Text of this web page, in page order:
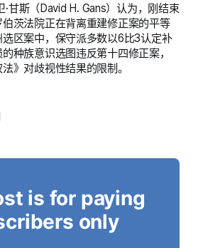
甘斯（David H. Gans）认为，刚结束
茨法院正在背离重建修正案的平等
区案中，保守派多数以6比3认定补
种族意识选图违反第十四修正案，
》对歧视性结果的限制。
is for paying
only